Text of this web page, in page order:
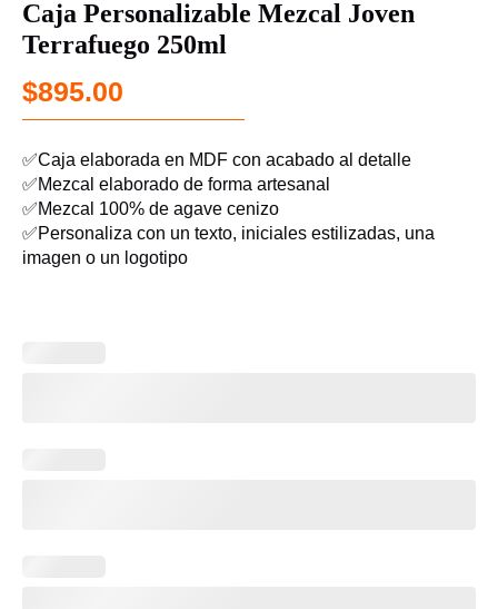
Caja Personalizable Mezcal Joven
Terrafuego 250ml
$895.00
✅Caja elaborada en MDF con acabado al detalle
✅Mezcal elaborado de forma artesanal
✅Mezcal 100% de agave cenizo
✅Personaliza con un texto, iniciales estilizadas, una
imagen o un logotipo